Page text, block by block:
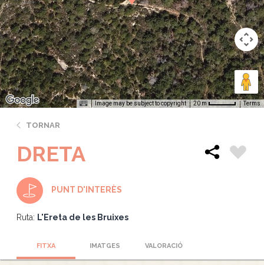
Image may be subject to copyright 20 m Terms
TORNAR
DRETA
PUNT D'INTERÈS
Ruta: L'Ereta de les Bruixes
FITXA IMATGES VALORACIÓ